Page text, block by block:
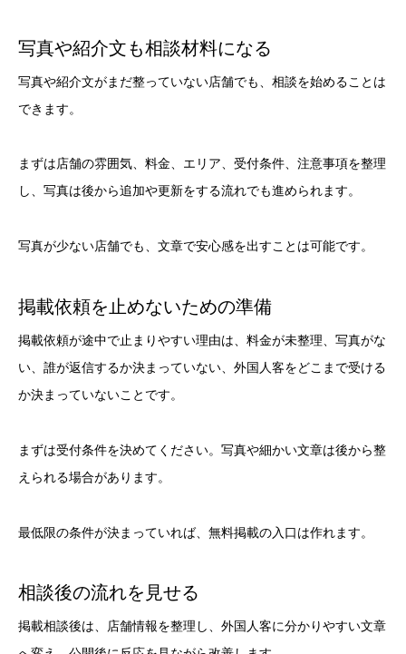
写真や紹介文も相談材料になる
写真や紹介文がまだ整っていない店舗でも、相談を始めることは
できます。
まずは店舗の雰囲気、料金、エリア、受付条件、注意事項を整理
し、写真は後から追加や更新をする流れでも進められます。
写真が少ない店舗でも、文章で安心感を出すことは可能です。
掲載依頼を止めないための準備
掲載依頼が途中で止まりやすい理由は、料金が未整理、写真がな
い、誰が返信するか決まっていない、外国人客をどこまで受ける
か決まっていないことです。
まずは受付条件を決めてください。写真や細かい文章は後から整
えられる場合があります。
最低限の条件が決まっていれば、無料掲載の入口は作れます。
相談後の流れを見せる
掲載相談後は、店舗情報を整理し、外国人客に分かりやすい文章